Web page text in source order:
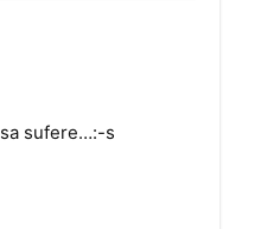
sufere…:-s